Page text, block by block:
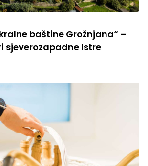
sjeverozapadne Istre
baštine Grožnjana“ –
sjeverozapadne Istre